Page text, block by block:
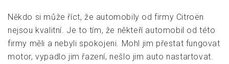
Někdo si může říct, že automobily od firmy Citroën
nejsou kvalitní. Je to tím, že někteří automobil od této
firmy měli a nebyli spokojeni. Mohl jim přestat fungovat
motor, vypadlo jim řazení, nešlo jim auto nastartovat.